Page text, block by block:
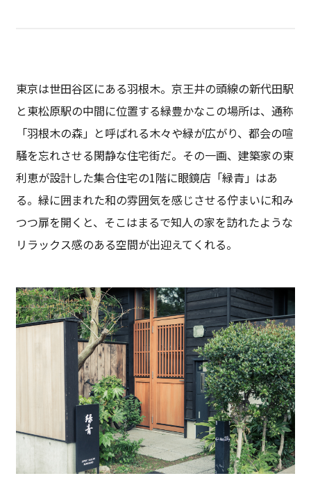
東京は世田谷区にある羽根木。京王井の頭線の新代田駅
と東松原駅の中間に位置する緑豊かなこの場所は、通称
「羽根木の森」と呼ばれる木々や緑が広がり、都会の喧
騒を忘れさせる閑静な住宅街だ。その一画、建築家の東
利恵が設計した集合住宅の1階に眼鏡店「緑青」はあ
る。緑に囲まれた和の雰囲気を感じさせる佇まいに和み
つつ扉を開くと、そこはまるで知人の家を訪れたような
リラックス感のある空間が出迎えてくれる。